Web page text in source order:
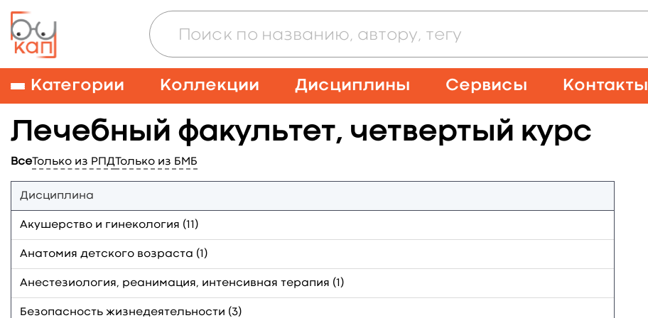
Категории Коллекции Дисциплины Сервисы Контакты
Лечебный факультет, четвертый курс
ВсеТолько из РПД Только из БМБ
Дисциплина
Акушерство и гинекология (11)
Анатомия детского возраста (1)
Анестезиология, реанимация, интенсивная терапия (1)
Безопасность жизнедеятельности (3)